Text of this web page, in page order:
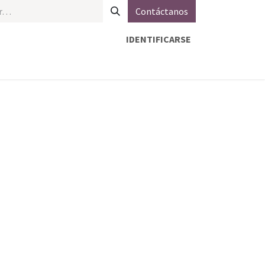
Contáctanos
IDENTIFICARSE